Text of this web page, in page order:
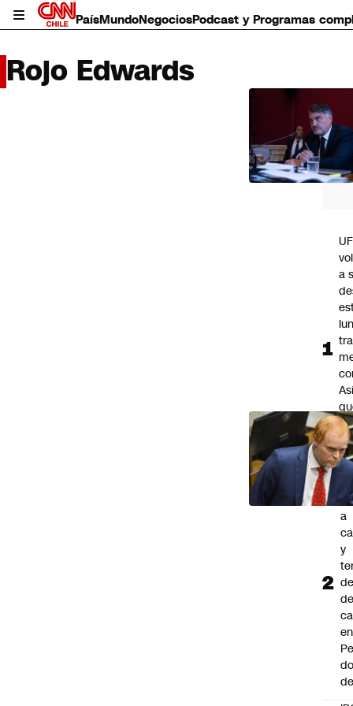
PaísMundoNegociosPodcast y Programas
Rojo Edwards
LEÍDO
UF
a
en
a
y
en